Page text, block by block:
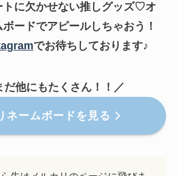
トに欠かせない推しグッズ♡オ
ードでアピールしちゃおう！
でお待ちしております♪
だ他にもたくさん！！／
ネームボードを見る